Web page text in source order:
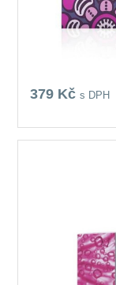
379 Kčs DPH